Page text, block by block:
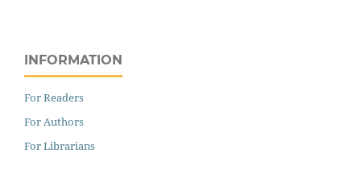
INFORMATION
For Readers
For Authors
For Librarians